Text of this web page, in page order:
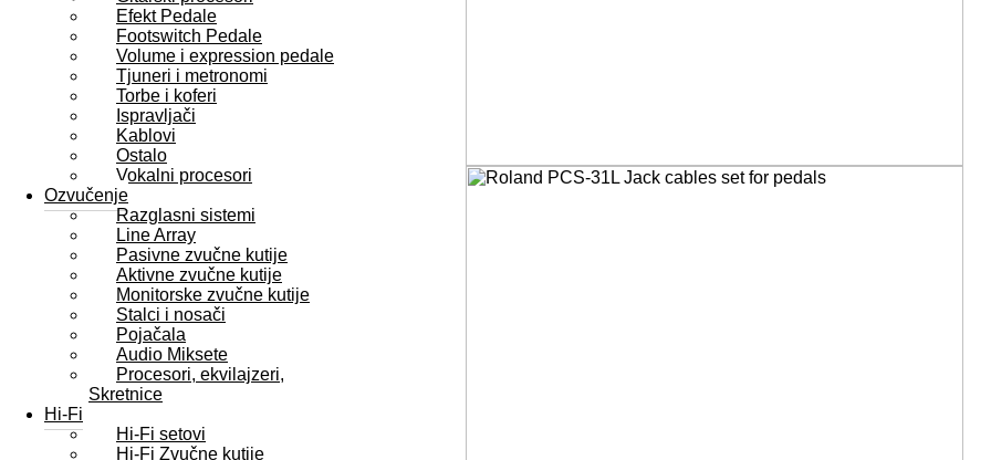
Efekt Pedale
Footswitch Pedale
Volume i expression pedale
Tjuneri i metronomi
Torbe i koferi
Ispravljači
Kablovi
Ostalo
Vokalni procesori
Ozvučenje
Razglasni sistemi
Line Array
Pasivne zvučne kutije
Aktivne zvučne kutije
Monitorske zvučne kutije
Stalci i nosači
Pojačala
Audio Miksete
Procesori, ekvilajzeri,
Skretnice
Hi-Fi
Hi-Fi setovi
Hi-Fi Zvučne kutije